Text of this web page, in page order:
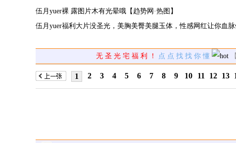
伍月yuer裸 露图片木有光晕哦【趋势网·热图】
伍月yuer福利大片没圣光，美胸美臀美腿玉体，性感网红让你血脉
无 圣 光 宅 福 利 ！ 点 点 找 找 你 懂
1 2 3 4 5 6 7 8 9 10 11 12 13